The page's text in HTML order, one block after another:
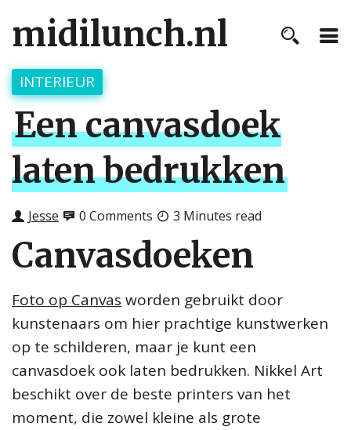
midilunch.nl
INTERIEUR
Een canvasdoek
laten bedrukken
Jesse 0 Comments 3 Minutes read
Canvasdoeken
Foto op Canvas worden gebruikt door
kunstenaars om hier prachtige kunstwerken
op te schilderen, maar je kunt een
canvasdoek ook laten bedrukken. Nikkel Art
beschikt over de beste printers van het
moment, die zowel kleine als grote